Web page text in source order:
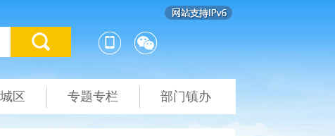
区 专题专栏 部门镇办